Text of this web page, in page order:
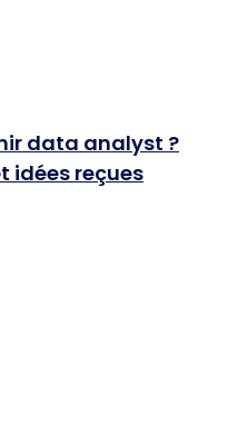
data analyst ?
idées reçues